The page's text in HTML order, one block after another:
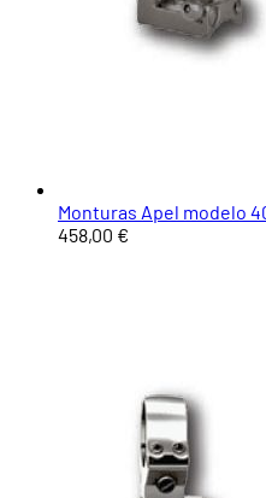
Monturas Apel modelo
458,00 €